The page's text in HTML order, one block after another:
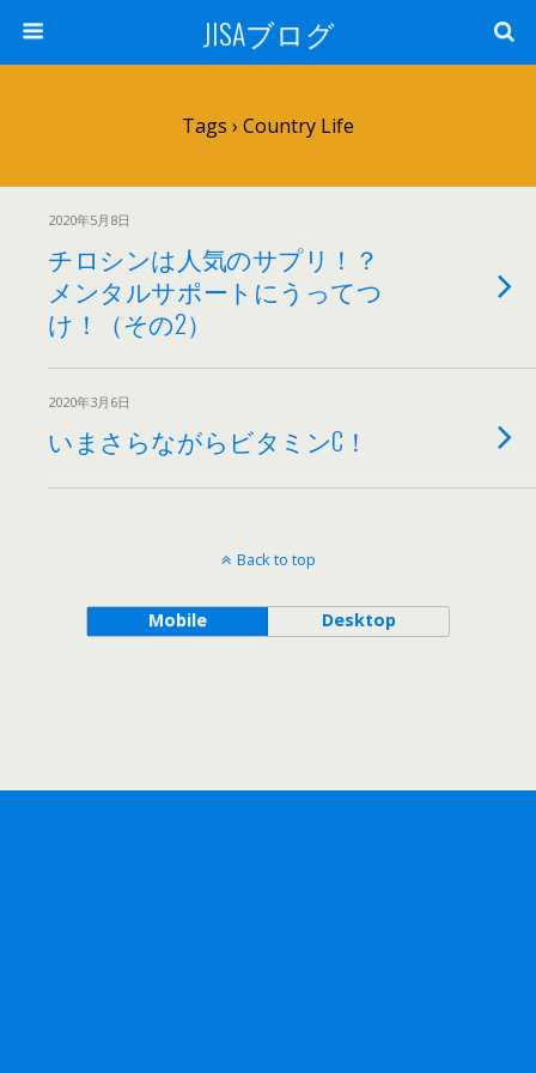
JISAブログ
Tags › Country Life
2020年5月8日
チロシンは人気のサプリ！？
メンタルサポートにうってつ
け！（その2）
2020年3月6日
いまさらながらビタミンC！
Back to top
Mobile Desktop